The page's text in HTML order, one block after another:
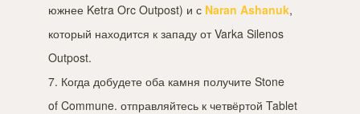
южнее Ketra Orc Outpost) и с Naran Ashanuk,
который находится к западу от Varka Silenos
Outpost.
7. Когда добудете оба камня получите Stone
of Commune. отправляйтесь к четвёртой Tablet